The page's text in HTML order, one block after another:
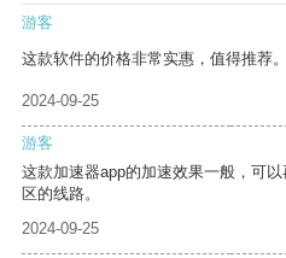
游客
这款软件的价格非常实惠，值得推荐。
2024-09-25
游客
这款加速器app的加速效果一般，可
区的线路。
2024-09-25